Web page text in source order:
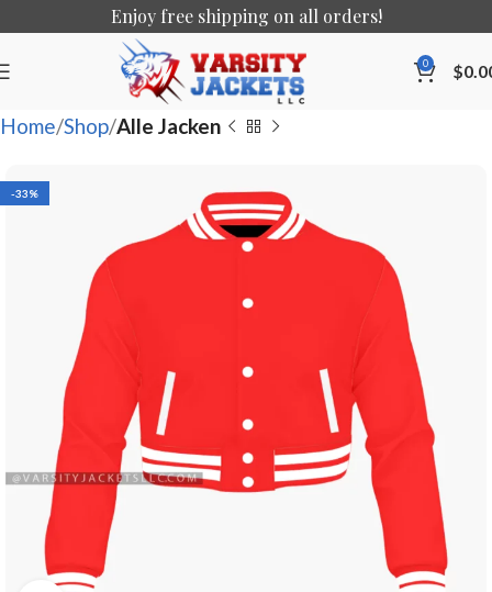
Enjoy free shipping on all orders!
0 $
Home Shop Alle Jacken
-33%